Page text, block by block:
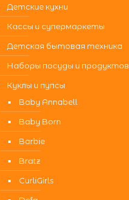
Детские кухни
Кассы и супермаркеты
Детская бытовая техника
Наборы посуды и продуктов
Куклы и пупсы
Baby Annabell
Baby Born
Barbie
Bratz
CurliGirls